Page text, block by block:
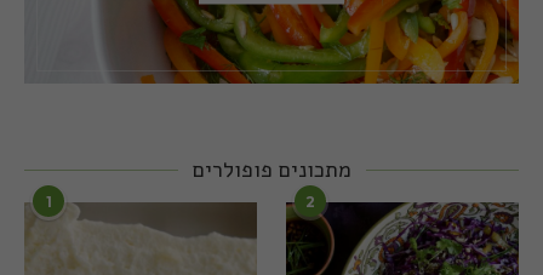
מתכונים פופולרים
1 2